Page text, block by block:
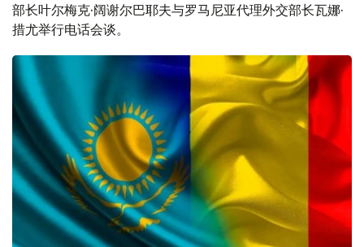
部长叶尔梅克·阔谢尔巴耶夫与罗马尼亚代理外交部长瓦娜·
措尤举行电话会谈。